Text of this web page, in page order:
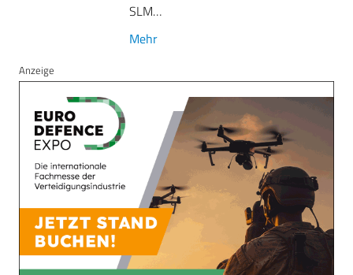
SLM…
Mehr
Anzeige